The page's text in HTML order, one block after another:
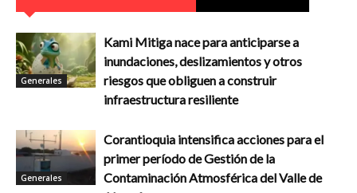
Generales
Kami Mitiga nace para anticiparse a
inundaciones, deslizamientos y otros
riesgos que obliguen a construir
infraestructura resiliente
Generales
Corantioquia intensifica acciones para el
primer período de Gestión de la
Contaminación Atmosférica del Valle de